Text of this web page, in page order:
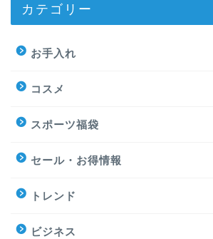
カテゴリー
お手入れ
コスメ
スポーツ福袋
セール・お得情報
トレンド
ビジネス